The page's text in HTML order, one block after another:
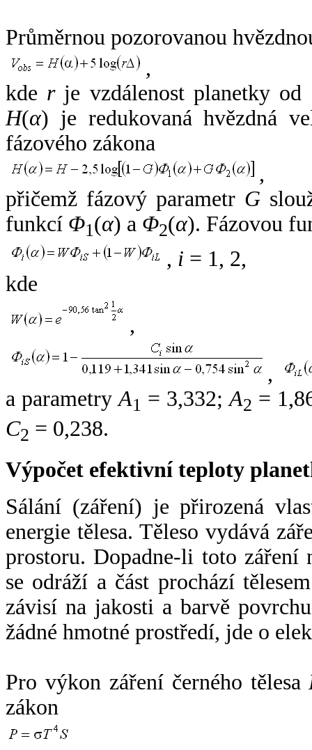
Průměrnou pozorovanou
,
kde rje vzdálenost planetky od
H(α) je redukovaná hvězdná
fázového zákona
,
přičemž fázový parametr G
funkcí Φ1(α) a Φ2(α). Fázovou
, i = 1, 2,
kde
,
,
a parametryA1 = 3,332;A2 =
C2 = 0,238.
Výpočet efektivní teploty
Sálání (záření) je přirozená
energie tělesa. Těleso vydává
prostoru. Dopadne-li toto záření
se odráží a část prochází
závisí na jakosti a barvě
žádné hmotné prostředí, jde o
Pro výkon záření černého tělesa
zákon